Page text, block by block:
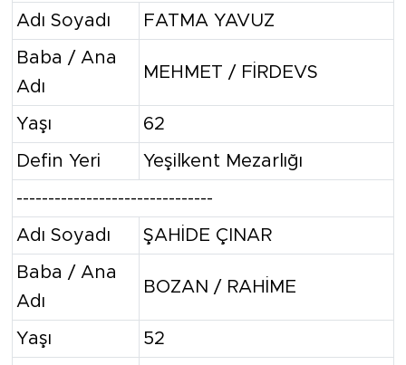
Adı Soyadı FATMA YAVUZ
Baba / Ana
Adı
MEHMET / FİRDEVS
Yaşı 62
Defin Yeri Yeşilkent Mezarlığı
-------------------------------
Adı Soyadı ŞAHİDE ÇINAR
Baba / Ana
Adı
BOZAN / RAHİME
Yaşı 52